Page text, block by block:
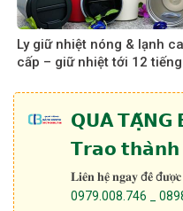
Ly giữ nhiệt nóng & lạnh
cấp – giữ nhiệt tới 12 tiếng
𝗤𝗨𝗔̀ 𝗧𝗔̣̆𝗡𝗚
𝗧𝗿𝗮𝗼
𝐋𝐢𝐞̂𝐧 𝐡𝐞̣̂ 𝐧𝐠𝐚𝐲 đ𝐞̂̉
0979.008.746 _